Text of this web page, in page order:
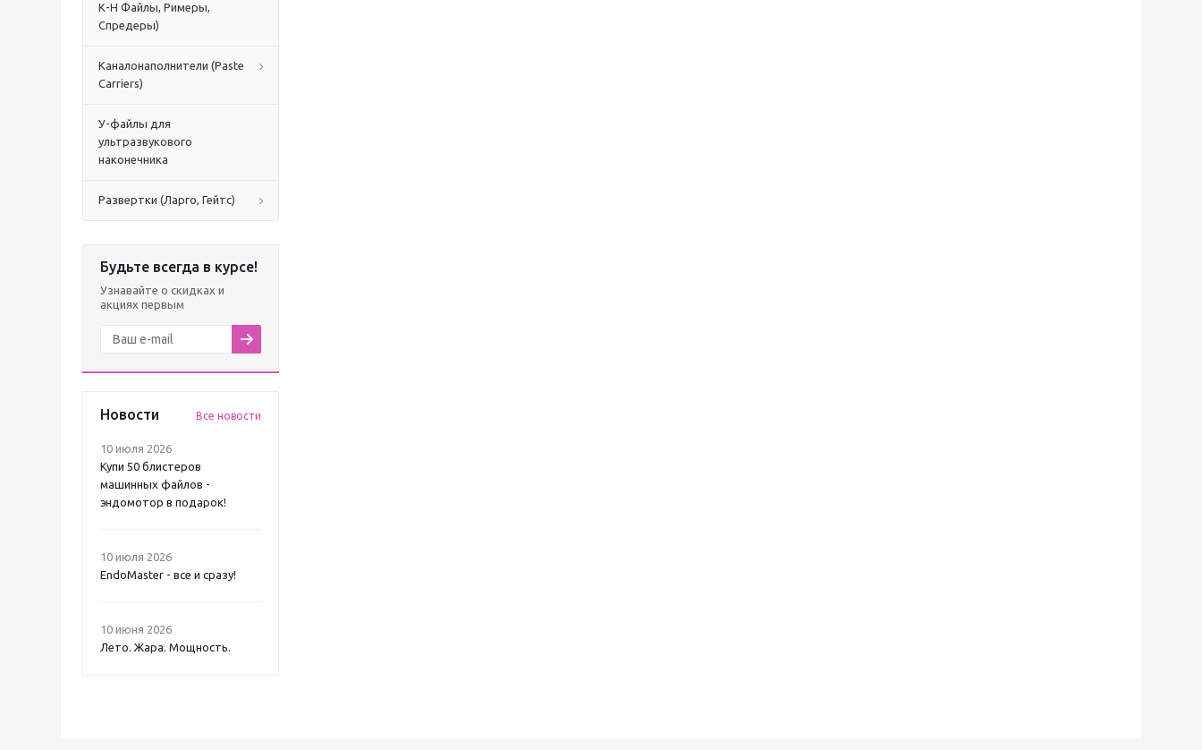
К-H Файлы, Римеры,
Спредеры)
Каналонаполнители (Paste
Carriers)
У-файлы для
ультразвукового
наконечника
Развертки (Ларго, Гейтс)
Будьте всегда в курсе!
Узнавайте о скидках и
акциях первым
Новости Все новости
10 июля 2026
Купи 50 блистеров
машинных файлов -
эндомотор в подарок!
10 июля 2026
EndoMaster - все и сразу!
10 июня 2026
Лето. Жара. Мощность.